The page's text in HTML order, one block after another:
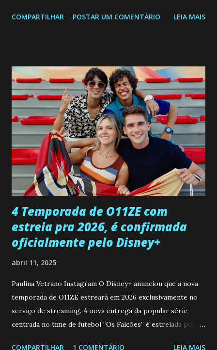
a Programação Semanal do SBT de 08/06/26 a 14/06/26
confessa a Gabriel que ele demonstrou ser o tipo de
pessoa que ela tanto desejou durante toda a vida. Camila
entra no quarto de Gabriel e imagina como seria o
encontro deles, quando conseguir seduzi-lo. Manuel avisa a
Paula sobre a suposta infidelidade de Gabriel com Joana.
Rogerio consegue se livrar de todas as suspeitas pelo
desaparecimento de Francisco, apontando que ele poderia
ter sido vítima da fúria de Gabriel. Artur informa a Gabriel
que a clínica inseminou por engano outra paciente, que está
...
COMPARTILHAR POSTAR UM COMENTÁRIO LEIA MAIS
4 Temporada de O11ZE com
estreia pra 2026, é confirmada
oficialmente pelo Disney+
abril 11, 2025
Paulina Vetrano Instagram O Disney+ anunciou que a nova
temporada de O11ZE estreará em 2026 exclusivamente no
serviço de streaming. A nova entrega da popular série
centrada no time de futebol “Os Falcões” é estrelada por
COMPARTILHAR 1 COMENTÁRIO LEIA MAIS